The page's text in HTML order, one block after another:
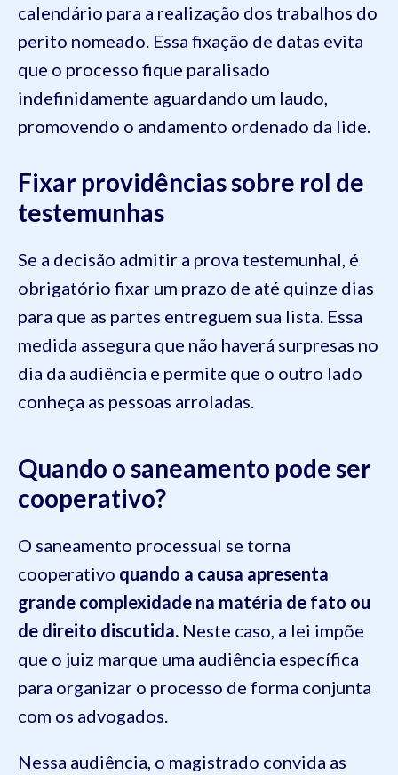
calendário para a realização dos trabalhos do
perito nomeado. Essa fixação de datas evita
que o processo fique paralisado
indefinidamente aguardando um laudo,
promovendo o andamento ordenado da lide.
Fixar providências sobre rol de
testemunhas
Se a decisão admitir a prova testemunhal, é
obrigatório fixar um prazo de até quinze dias
para que as partes entreguem sua lista. Essa
medida assegura que não haverá surpresas no
dia da audiência e permite que o outro lado
conheça as pessoas arroladas.
Quando o saneamento pode ser
cooperativo?
O saneamento processual se torna
cooperativo quando a causa apresenta
grande complexidade na matéria de fato ou
de direito discutida. Neste caso, a lei impõe
que o juiz marque uma audiência específica
para organizar o processo de forma conjunta
com os advogados.
Nessa audiência, o magistrado convida as